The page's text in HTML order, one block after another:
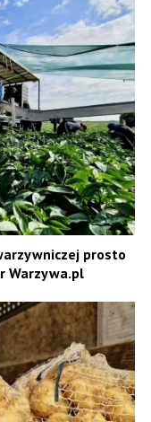
prosto
Warzywa.pl